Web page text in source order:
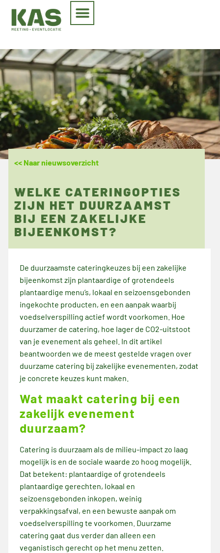
<< Naar nieuwsoverzicht
WELKE CATERINGOPTIES
ZIJN HET DUURZAAMST
BIJ EEN ZAKELIJKE
BIJEENKOMST?
De duurzaamste cateringkeuzes bij een zakelijke
bijeenkomst zijn plantaardige of grotendeels
plantaardige menu’s, lokaal en seizoensgebonden
ingekochte producten, en een aanpak waarbij
voedselverspilling actief wordt voorkomen. Hoe
duurzamer de catering, hoe lager de CO2-uitstoot
van je evenement als geheel. In dit artikel
beantwoorden we de meest gestelde vragen over
duurzame catering bij zakelijke evenementen, zodat
je concrete keuzes kunt maken.
Wat maakt catering bij een
zakelijk evenement
duurzaam?
Catering is duurzaam als de milieu-impact zo laag
mogelijk is en de sociale waarde zo hoog mogelijk.
Dat betekent: plantaardige of grotendeels
plantaardige gerechten, lokaal en
seizoensgebonden inkopen, weinig
verpakkingsafval, en een bewuste aanpak om
voedselverspilling te voorkomen. Duurzame
catering gaat dus verder dan alleen een
veganistisch gerecht op het menu zetten.